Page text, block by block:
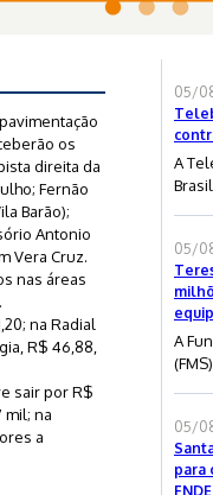
os
direita da
Fernão
Barão);
Antonio
Vera Cruz.
nas áreas
na Radial
R$ 46,88,
sair por R$
mil; na
a
05/
A
05/
A
05/
para
FNDE